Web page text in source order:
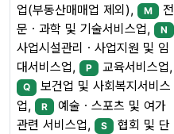
업(부동산매매업 제외),
M 전
문ㆍ과학 및 기술서비스업,
N
사업시설관리ㆍ사업지원 및 임
대서비스업,
P 교육서비스업,
Q 보건업 및 사회복지서비스
업,
R 예술ㆍ스포츠 및 여가
관련 서비스업,
S 협회 및 단